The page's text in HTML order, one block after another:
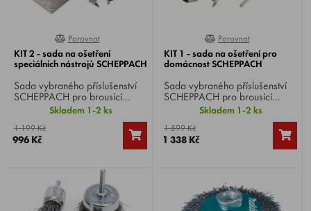
100%
Porovnat
KIT 2 - sada na ošetření
speciálních nástrojů SCHEPPACH
Sada vybraného příslušenství
SCHEPPACH pro brousící
systémy Scheppach Tiger
2500 / 5000S / 7000S.
Skladem 1-2 ks
1 199 Kč
996 Kč
100%
Porovnat
KIT 1 - sada na ošetření pro
domácnost SCHEPPACH
Sada vybraného příslušenství
SCHEPPACH pro brousící
systémy Scheppach Tiger
2500 / 5000S / 7000S.
Skladem 1-2 ks
1 599 Kč
1 338 Kč